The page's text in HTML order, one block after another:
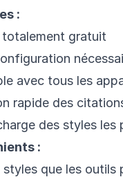
:
totalement gratuit
avec tous les
rapide des
des styles les
:
styles que les outils